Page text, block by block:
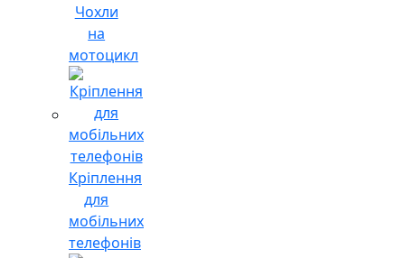
Чохли
на
мотоцикл
Кріплення
для
мобільних
телефонів